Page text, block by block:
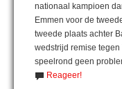
nationaal kampioen
Emmen voor de
tweede plaats achter
wedstrijd remise
speelrond geen
Reageer!